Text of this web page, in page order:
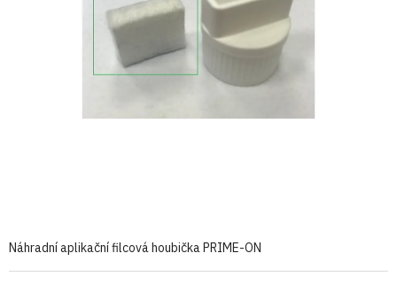
Náhradní aplikační filcová houbička PRIME-ON